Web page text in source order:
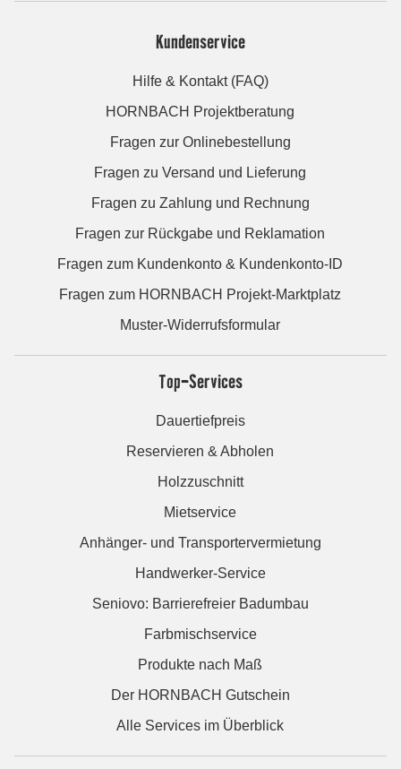
Kundenservice
Hilfe & Kontakt (FAQ)
HORNBACH Projektberatung
Fragen zur Onlinebestellung
Fragen zu Versand und Lieferung
Fragen zu Zahlung und Rechnung
Fragen zur Rückgabe und Reklamation
Fragen zum Kundenkonto & Kundenkonto-ID
Fragen zum HORNBACH Projekt-Marktplatz
Muster-Widerrufsformular
Top-Services
Dauertiefpreis
Reservieren & Abholen
Holzzuschnitt
Mietservice
Anhänger- und Transportervermietung
Handwerker-Service
Seniovo: Barrierefreier Badumbau
Farbmischservice
Produkte nach Maß
Der HORNBACH Gutschein
Alle Services im Überblick